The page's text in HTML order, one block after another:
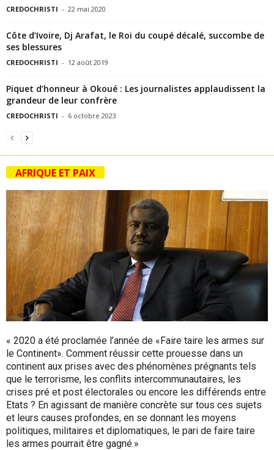
CREDOCHRISTI - 22 mai 2020
Côte d’Ivoire, Dj Arafat, le Roi du coupé décalé, succombe de
ses blessures
CREDOCHRISTI - 12 août 2019
Piquet d’honneur à Okoué : Les journalistes applaudissent la
grandeur de leur confrère
CREDOCHRISTI - 6 octobre 2023
AFRIQUE ET PAIX
« 2020 a été proclamée l’année de «Faire taire les armes sur
le Continent». Comment réussir cette prouesse dans un
continent aux prises avec des phénomènes prégnants tels
que le terrorisme, les conflits intercommunautaires, les
crises pré et post électorales ou encore les différends entre
Etats ? En agissant de manière concrète sur tous ces sujets
et leurs causes profondes, en se donnant les moyens
politiques, militaires et diplomatiques, le pari de faire taire
les armes pourrait être gagné.»